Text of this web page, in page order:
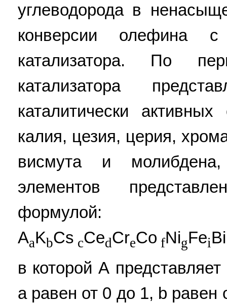
углеводорода в
конверсии олефина с
катализатора. По
катализатора
каталитически
калия, цезия, церия,
висмута и
элементов
формулой:
AaKbCs cCedCreCo fNigFeiBi
в которой А
а равен от 0 до 1, b равен